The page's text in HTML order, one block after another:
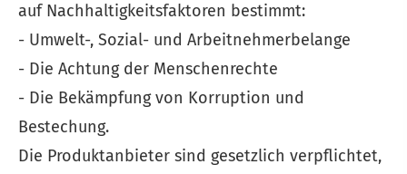
auf Nachhaltigkeitsfaktoren bestimmt:
- Umwelt-, Sozial- und Arbeitnehmerbelange
- Die Achtung der Menschenrechte
- Die Bekämpfung von Korruption und
Bestechung.
Die Produktanbieter sind gesetzlich verpflichtet,